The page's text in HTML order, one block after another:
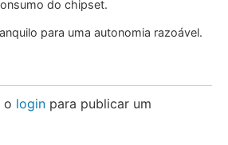
do chipset.
para uma autonomia razoável.
o login para publicar um